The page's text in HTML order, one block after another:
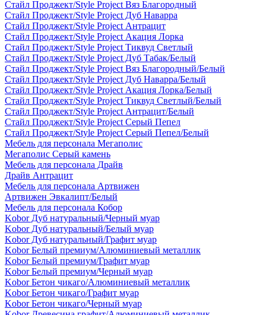
Стайл Проджект/Style Project Вяз Благородный
Стайл Проджект/Style Project Дуб Наварра
Стайл Проджект/Style Project Антрацит
Стайл Проджект/Style Project Акация Лорка
Стайл Проджект/Style Project Тиквуд Светлый
Стайл Проджект/Style Project Дуб Табак/Белый
Стайл Проджект/Style Project Вяз Благородный/Белый
Стайл Проджект/Style Project Дуб Наварра/Белый
Стайл Проджект/Style Project Акация Лорка/Белый
Стайл Проджект/Style Project Тиквуд Светлый/Белый
Стайл Проджект/Style Project Антрацит/Белый
Стайл Проджект/Style Project Серый Пепел
Стайл Проджект/Style Project Серый Пепел/Белый
Мебель для персонала Мегаполис
Мегаполис Серый камень
Мебель для персонала Драйв
Драйв Антрацит
Мебель для персонала Артвижен
Артвижен Эвкалипт/Белый
Мебель для персонала Кобор
Kobor Дуб натуральный/Черный муар
Kobor Дуб натуральный/Белый муар
Kobor Дуб натуральный/Графит муар
Kobor Белый премиум/Алюминиевый металлик
Kobor Белый премиум/Графит муар
Kobor Белый премиум/Черный муар
Kobor Бетон чикаго/Алюминиевый металлик
Kobor Бетон чикаго/Графит муар
Kobor Бетон чикаго/Черный муар